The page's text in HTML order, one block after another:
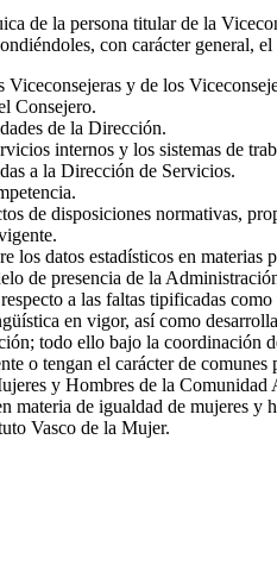
de la persona titular de la
con carácter general,
y de los
Consejero.
de la Dirección.
internos y los sistemas de
a la Dirección de Servicios.
de disposiciones normativas,
datos estadísticos en materias
de presencia de la
a las faltas tipificadas
en vigor, así como
todo ello bajo la
o tengan el carácter de
y Hombres de la
materia de igualdad de mujeres
Vasco de la Mujer.